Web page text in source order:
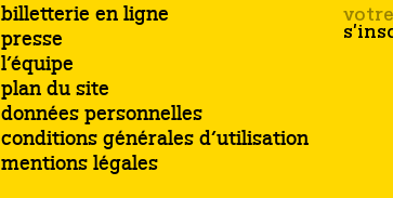
billetterie en ligne
presse
l’équipe
plan du site
données personnelles
conditions générales d’utilisation
mentions légales